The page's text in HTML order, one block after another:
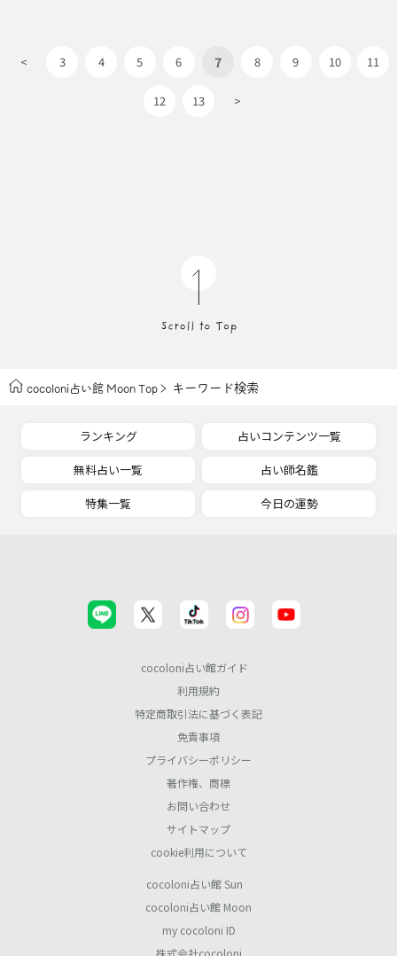
< 3 4 5 6 7 8 9 10 11
12 13 >
cocoloni占い館 Moon Top キーワード検索
ランキング
占いコンテンツ一覧
無料占い一覧
占い師名鑑
特集一覧
今日の運勢
cocoloni占い館ガイド
利用規約
特定商取引法に基づく表記
免責事項
プライバシーポリシー
著作権、商標
お問い合わせ
サイトマップ
cookie利用について
cocoloni占い館 Sun
cocoloni占い館 Moon
my cocoloni ID
株式会社cocoloni